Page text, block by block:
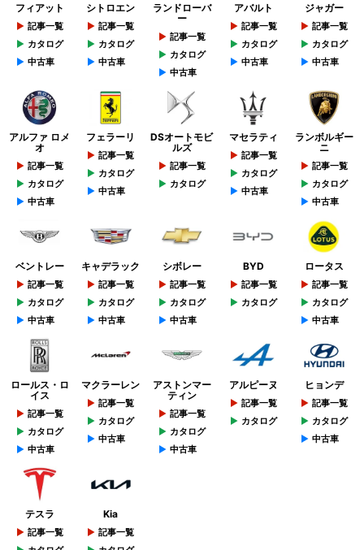
フィアット
記事一覧
カタログ
中古車
シトロエン
記事一覧
カタログ
中古車
ランドローバ
ー
記事一覧
カタログ
中古車
アバルト
記事一覧
カタログ
中古車
ジャガー
記事一覧
カタログ
中古車
アルファ ロメ
オ
記事一覧
カタログ
中古車
フェラーリ
記事一覧
カタログ
中古車
DSオートモビ
ルズ
記事一覧
カタログ
マセラティ
記事一覧
カタログ
中古車
ランボルギー
ニ
記事一覧
カタログ
中古車
ベントレー
記事一覧
カタログ
中古車
キャデラック
記事一覧
カタログ
中古車
シボレー
記事一覧
カタログ
中古車
BYD
記事一覧
カタログ
ロータス
記事一覧
カタログ
中古車
ロールス・ロ
イス
記事一覧
カタログ
中古車
マクラーレン
記事一覧
カタログ
中古車
アストンマー
ティン
記事一覧
カタログ
中古車
アルピーヌ
記事一覧
カタログ
ヒョンデ
記事一覧
カタログ
中古車
テスラ
記事一覧
Kia
記事一覧